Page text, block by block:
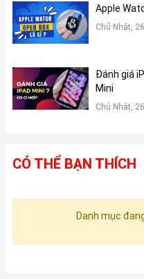
Apple
Chủ Nhật,
Đánh giá
Mini
Chủ Nhật,
CÓ THỂ BẠN THÍCH
Danh mục